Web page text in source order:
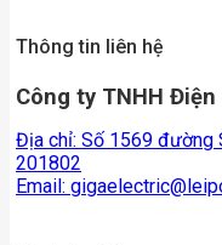
Thông tin liên hệ
Công ty TNHH
Địa chỉ: Số 1569 đường
201802
Email: